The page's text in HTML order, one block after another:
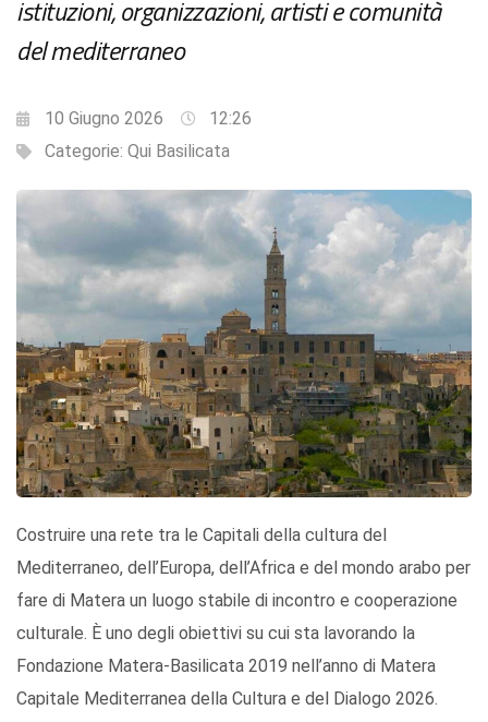
istituzioni, organizzazioni, artisti e comunità
del mediterraneo
10 Giugno 2026
12:26
Categorie: Qui Basilicata
Costruire una rete tra le Capitali della cultura del
Mediterraneo, dell’Europa, dell’Africa e del mondo arabo per
fare di Matera un luogo stabile di incontro e cooperazione
culturale. È uno degli obiettivi su cui sta lavorando la
Fondazione Matera-Basilicata 2019 nell’anno di Matera
Capitale Mediterranea della Cultura e del Dialogo 2026.